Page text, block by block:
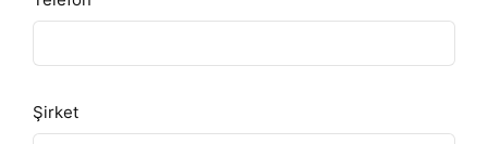
Şirket